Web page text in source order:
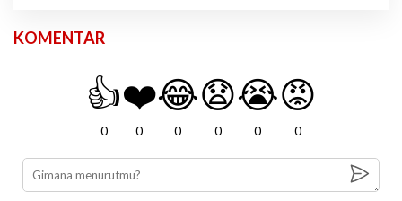
KOMENTAR
👍
0
❤️
0
😂
0
😧
0
😭
0
😡
0